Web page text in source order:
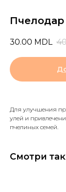
Пчелодар
30.00 MDL
Для улучшения
улей и
пчелиных семей.
Смотри